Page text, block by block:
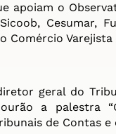
apoiam o
Cesumar,
Comércio
geral do
a palestra
de Contas e